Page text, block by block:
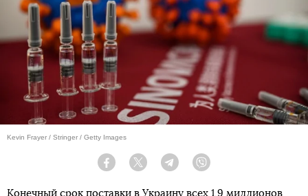
Kevin Frayer / Stringer / Getty Images
Facebook Twitter Telegram
Конечный срок поставки в Украину всех 1,9 миллионов